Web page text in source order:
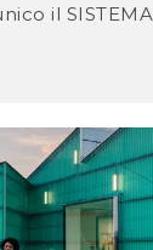
il SISTEMA